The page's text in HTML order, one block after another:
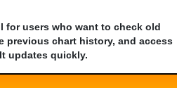
for users who want to check old
previous chart history, and access
updates quickly.